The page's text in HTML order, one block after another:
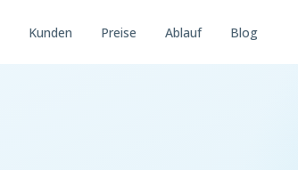
Kunden Preise Ablauf Blog